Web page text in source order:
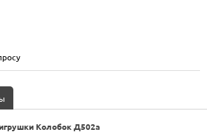
Колобок Д502а